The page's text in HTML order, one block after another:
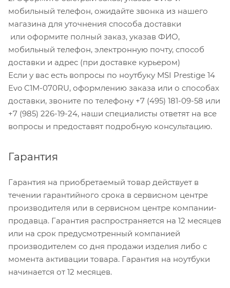
мобильный телефон, ожидайте звонка из нашего
магазина для уточнения способа доставки
или оформите полный заказ, указав ФИО,
мобильный телефон, электронную почту, способ
доставки и адрес (при доставке курьером)
Если у вас есть вопросы по ноутбуку MSI Prestige 14
Evo C1M-070RU, оформлению заказа или о способах
доставки, звоните по телефону +7 (495) 181-09-58 или
+7 (985) 226-19-24, наши специалисты ответят на все
вопросы и предоставят подробную консультацию.
Гарантия
Гарантия на приобретаемый товар действует в
течении гарантийного срока в сервисном центре
производителя или в сервисном центре компании-
продавца. Гарантия распространяется на 12 месяцев
или на срок предусмотренный компанией
производителем со дня продажи изделия либо с
момента активации товара. Гарантия на ноутбуки
начинается от 12 месяцев.